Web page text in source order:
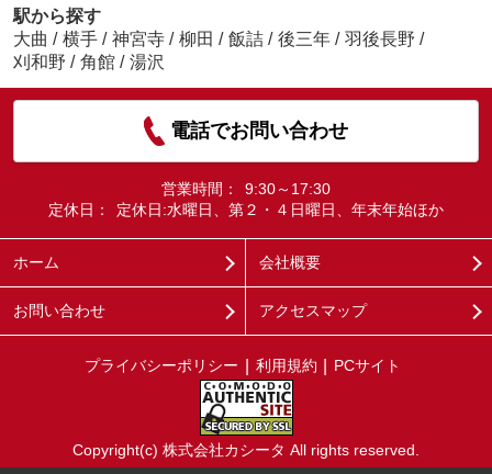
駅から探す
大曲 / 横手 / 神宮寺 / 柳田 / 飯詰 / 後三年 / 羽後長野 /
刈和野 / 角館 / 湯沢
電話でお問い合わせ
営業時間：
9:30～17:30
定休日：
定休日:水曜日、第２・４日曜日、年末年始ほか
ホーム 会社概要
お問い合わせ アクセスマップ
プライバシーポリシー 利用規約 PCサイト
Copyright(c) 株式会社カシータ All rights reserved.